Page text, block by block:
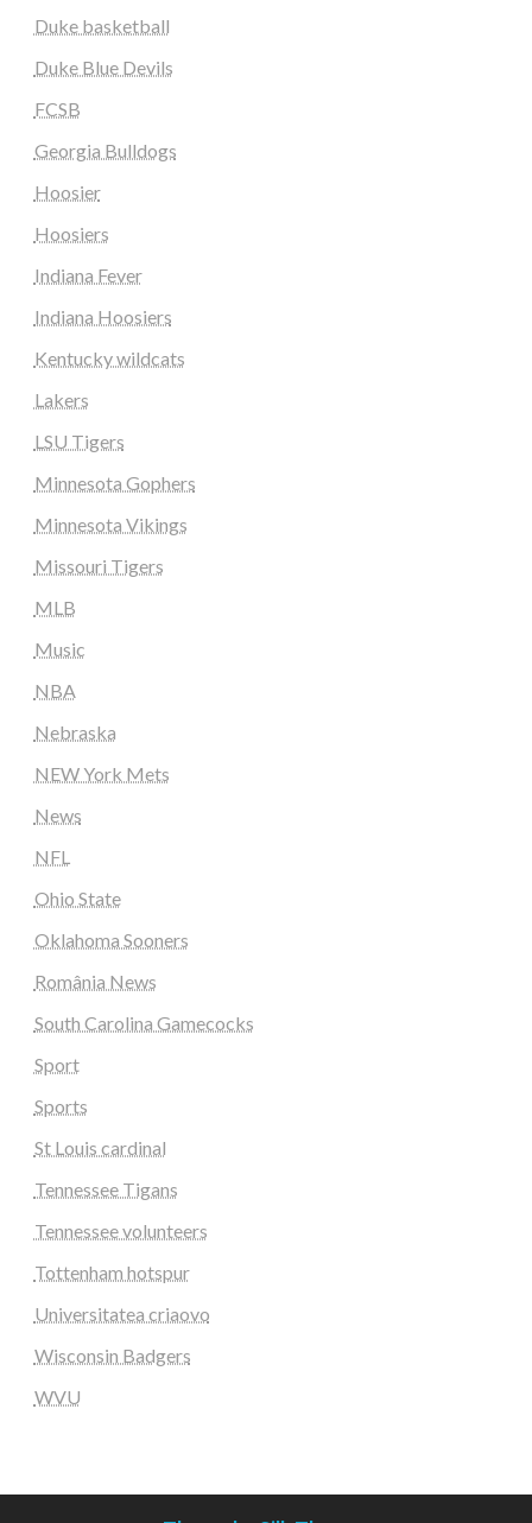
Duke basketball
Duke Blue Devils
FCSB
Georgia Bulldogs
Hoosier
Hoosiers
Indiana Fever
Indiana Hoosiers
Kentucky wildcats
Lakers
LSU Tigers
Minnesota Gophers
Minnesota Vikings
Missouri Tigers
MLB
Music
NBA
Nebraska
NEW York Mets
News
NFL
Ohio State
Oklahoma Sooners
România News
South Carolina Gamecocks
Sport
Sports
St Louis cardinal
Tennessee Tigans
Tennessee volunteers
Tottenham hotspur
Universitatea criaovo
Wisconsin Badgers
WVU